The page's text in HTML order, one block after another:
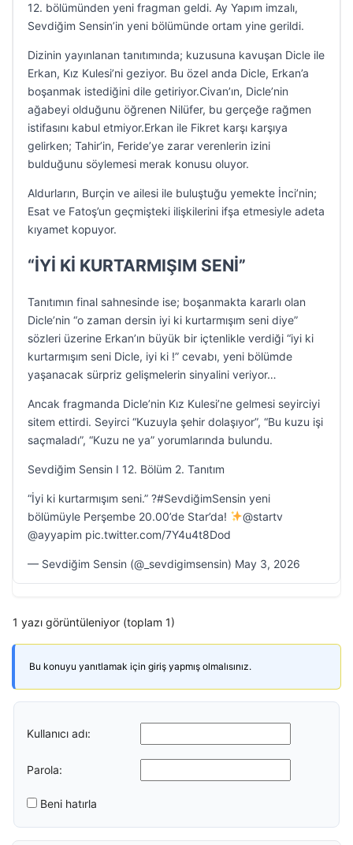
12. bölümünden yeni fragman geldi. Ay Yapım imzalı,
Sevdiğim Sensin’in yeni bölümünde ortam yine gerildi.
Dizinin yayınlanan tanıtımında; kuzusuna kavuşan Dicle ile
Erkan, Kız Kulesi’ni geziyor. Bu özel anda Dicle, Erkan’a
boşanmak istediğini dile getiriyor.Civan’ın, Dicle’nin
ağabeyi olduğunu öğrenen Nilüfer, bu gerçeğe rağmen
istifasını kabul etmiyor.Erkan ile Fikret karşı karşıya
gelirken; Tahir’in, Feride’ye zarar verenlerin izini
bulduğunu söylemesi merak konusu oluyor.
Aldurların, Burçin ve ailesi ile buluştuğu yemekte İnci’nin;
Esat ve Fatoş’un geçmişteki ilişkilerini ifşa etmesiyle adeta
kıyamet kopuyor.
“İYİ Kİ KURTARMIŞIM SENİ”
Tanıtımın final sahnesinde ise; boşanmakta kararlı olan
Dicle’nin “o zaman dersin iyi ki kurtarmışım seni diye”
sözleri üzerine Erkan’ın büyük bir içtenlikle verdiği “iyi ki
kurtarmışım seni Dicle, iyi ki !” cevabı, yeni bölümde
yaşanacak sürpriz gelişmelerin sinyalini veriyor…
Ancak fragmanda Dicle’nin Kız Kulesi’ne gelmesi seyirciyi
sitem ettirdi. Seyirci “Kuzuyla şehir dolaşıyor”, “Bu kuzu işi
saçmaladı”, “Kuzu ne ya” yorumlarında bulundu.
Sevdiğim Sensin I 12. Bölüm 2. Tanıtım
“İyi ki kurtarmışım seni.” ?#SevdiğimSensin yeni
bölümüyle Perşembe 20.00’de Star’da!
@startv
@ayyapim pic.twitter.com/7Y4u4t8Dod
— Sevdiğim Sensin (@_sevdigimsensin) May 3, 2026
1 yazı görüntüleniyor (toplam 1)
Bu konuyu yanıtlamak için giriş yapmış olmalısınız.
Kullanıcı adı:
Parola:
Beni hatırla